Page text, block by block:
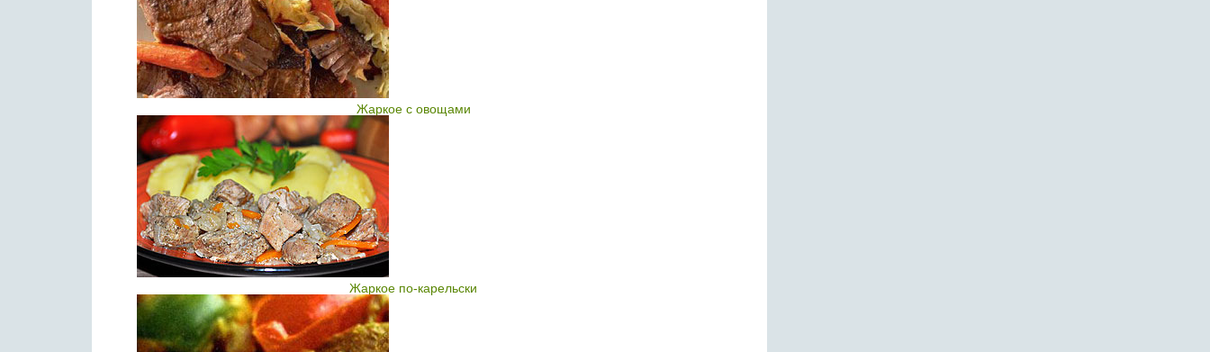
Жаркое с овощами
Жаркое по-карельски